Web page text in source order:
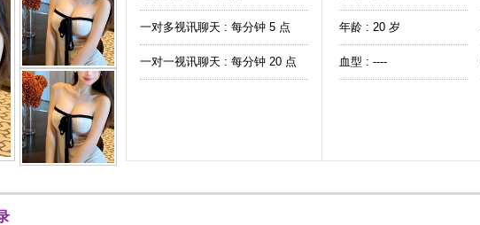
一对多视讯聊天 : 每分钟 5 点
一对一视讯聊天 : 每分钟 20 点
年龄 : 20 岁
血型 : ----